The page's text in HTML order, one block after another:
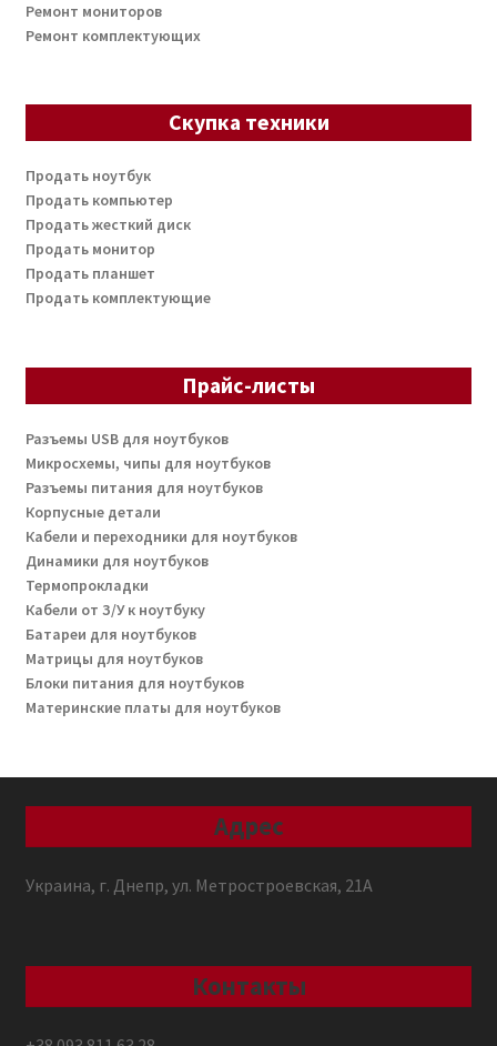
Ремонт мониторов
Ремонт комплектующих
Скупка техники
Продать ноутбук
Продать компьютер
Продать жесткий диск
Продать монитор
Продать планшет
Продать комплектующие
Прайс-листы
Разъемы USB для ноутбуков
Микросхемы, чипы для ноутбуков
Разъемы питания для ноутбуков
Корпусные детали
Кабели и переходники для ноутбуков
Динамики для ноутбуков
Термопрокладки
Кабели от З/У к ноутбуку
Батареи для ноутбуков
Матрицы для ноутбуков
Блоки питания для ноутбуков
Материнские платы для ноутбуков
Адрес
Украина, г. Днепр, ул. Метростроевская, 21А
Контакты